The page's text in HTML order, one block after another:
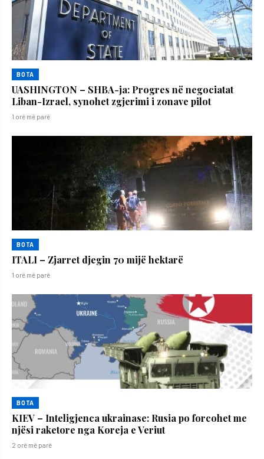
BOTA
UASHINGTON – SHBA-ja: Progres në negociatat
Liban-Izrael, synohet zgjerimi i zonave pilot
1 orë më parë
BOTA
ITALI – Zjarret djegin 70 mijë hektarë
1 orë më parë
BOTA
KIEV – Inteligjenca ukrainase: Rusia po forcohet me
njësi raketore nga Koreja e Veriut
2 orë më parë